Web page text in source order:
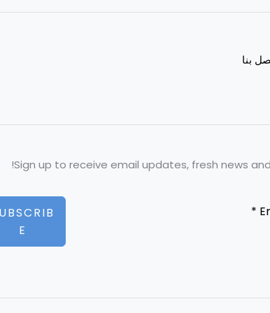
بنا
Sign up to receive email updates, fresh news
E